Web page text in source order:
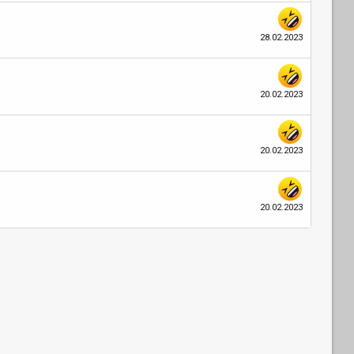
28.02.2023
20.02.2023
20.02.2023
20.02.2023